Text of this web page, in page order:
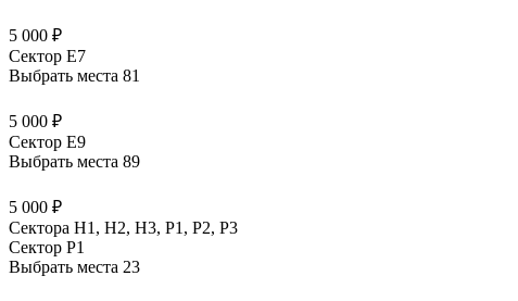
5 000 ₽
Сектор E7
Выбрать места 81
5 000 ₽
Сектор E9
Выбрать места 89
5 000 ₽
Сектора Н1, Н2, Н3, Р1, Р2, Р3
Сектор P1
Выбрать места 23